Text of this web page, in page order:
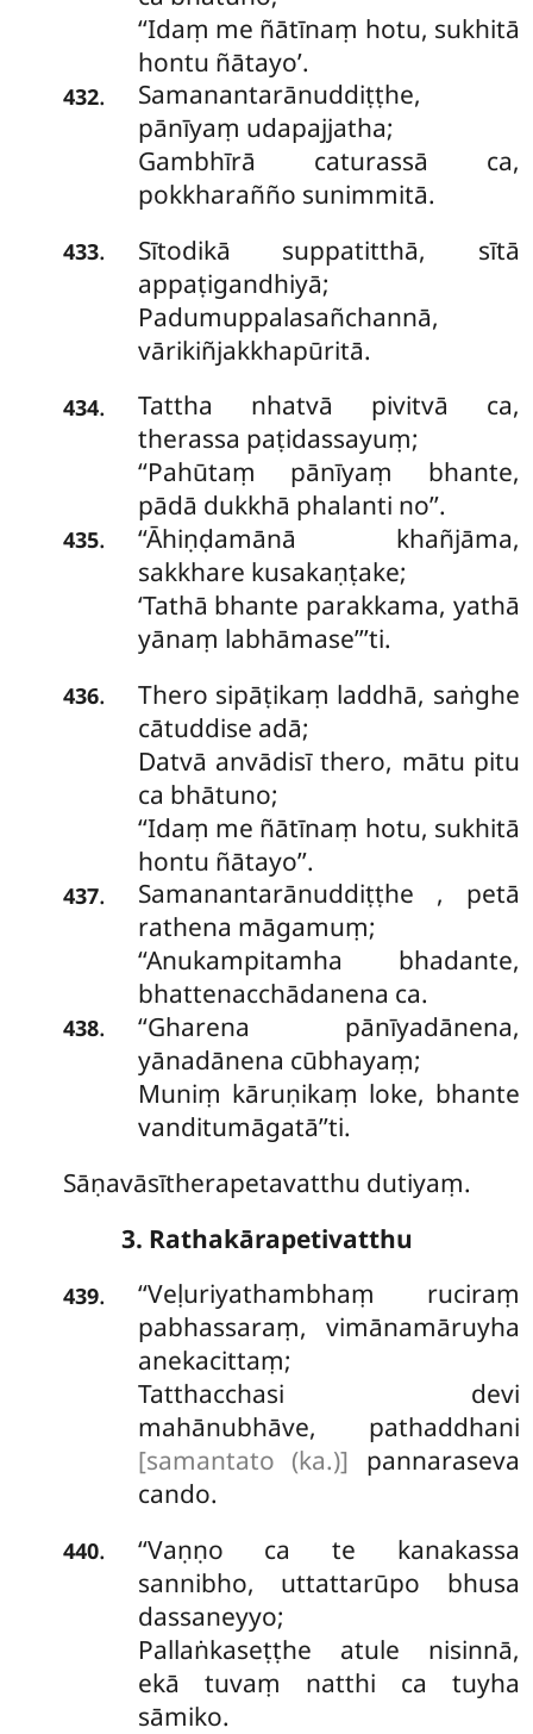
‘‘Idaṃ me ñātīnaṃ hotu, sukhitā
hontu ñātayo’.
432.
Samanantarānuddiṭṭhe,
pānīyaṃ udapajjatha;
Gambhīrā caturassā ca,
pokkharañño sunimmitā.
433. Sītodikā suppatitthā, sītā
appaṭigandhiyā;
Padumuppalasañchannā,
vārikiñjakkhapūritā.
434.
Tattha nhatvā pivitvā ca,
therassa paṭidassayuṃ;
‘‘Pahūtaṃ pānīyaṃ bhante,
pādā dukkhā phalanti no’’.
435.
‘‘Āhiṇḍamānā khañjāma,
sakkhare kusakaṇṭake;
‘Tathā bhante parakkama, yathā
yānaṃ labhāmase’’’ti.
436.
Thero sipāṭikaṃ laddhā, saṅghe
cātuddise adā;
Datvā anvādisī thero, mātu pitu
ca bhātuno;
‘‘Idaṃ me ñātīnaṃ hotu, sukhitā
hontu ñātayo’’.
437. Samanantarānuddiṭṭhe , petā
rathena māgamuṃ;
‘‘Anukampitamha bhadante,
bhattenacchādanena ca.
438.
‘‘Gharena pānīyadānena,
yānadānena cūbhayaṃ;
Muniṃ kāruṇikaṃ loke, bhante
vanditumāgatā’’ti.
Sāṇavāsītherapetavatthu dutiyaṃ.
3. Rathakārapetivatthu
439. ‘‘Veḷuriyathambhaṃ ruciraṃ
pabhassaraṃ, vimānamāruyha
anekacittaṃ;
Tatthacchasi devi
mahānubhāve, pathaddhani
[samantato (ka.)] pannaraseva
cando.
440.
‘‘Vaṇṇo ca te kanakassa
sannibho, uttattarūpo bhusa
dassaneyyo;
Pallaṅkaseṭṭhe atule nisinnā,
ekā tuvaṃ natthi ca tuyha
sāmiko.